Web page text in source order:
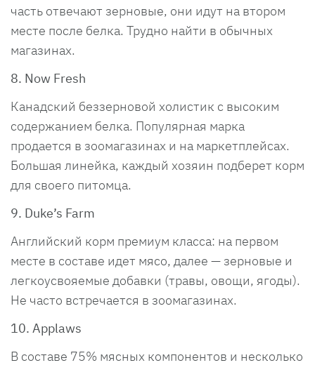
часть отвечают зерновые, они идут на втором
месте после белка. Трудно найти в обычных
магазинах.
8. Now Fresh
Канадский беззерновой холистик с высоким
содержанием белка. Популярная марка
продается в зоомагазинах и на маркетплейсах.
Большая линейка, каждый хозяин подберет корм
для своего питомца.
9. Duke’s Farm
Английский корм премиум класса: на первом
месте в составе идет мясо, далее — зерновые и
легкоусвояемые добавки (травы, овощи, ягоды).
Не часто встречается в зоомагазинах.
10. Applaws
В составе 75% мясных компонентов и несколько